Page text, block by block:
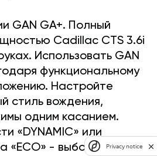
GAN GA+. Полный
Cadillac CTS 3.6i
Использовать GAN
функциональному
Настройте
стиль вождения,
одним касанием.
«DYNAMIC» или
«ECO» - выбор за вами.
Privacy notice